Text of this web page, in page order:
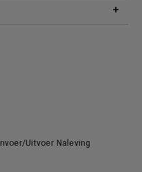
Invoer/Uitvoer Naleving